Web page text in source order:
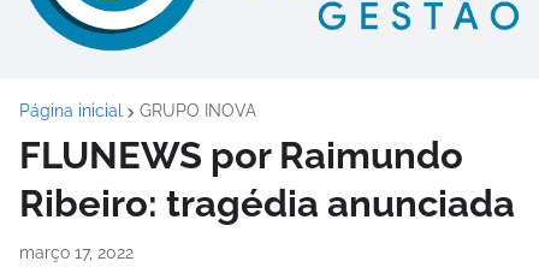
Página inicial GRUPO INOVA
FLUNEWS por Raimundo
Ribeiro: tragédia anunciada
março 17, 2022